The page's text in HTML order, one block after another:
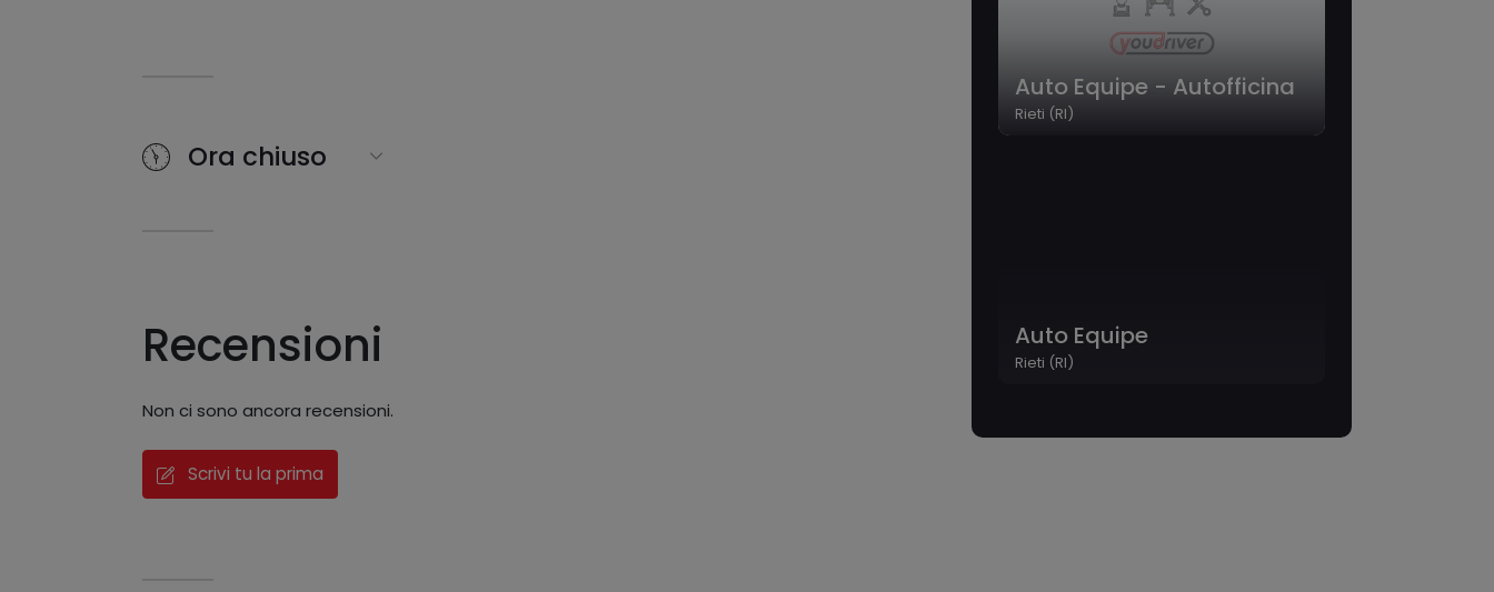
Ora chiuso
Recensioni
Non ci sono ancora recensioni.
Scrivi tu la prima
Auto Equipe - Autofficina
Rieti (RI)
Auto Equipe
Rieti (RI)